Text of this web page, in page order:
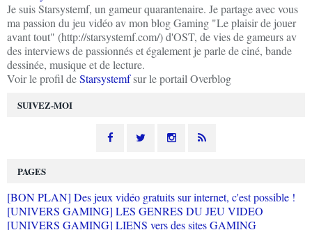
SUIVEZ-MOI
Je suis Starsystemf, un gameur quarantenaire. Je partage avec vous
ma passion du jeu vidéo av mon blog Gaming "Le plaisir de jouer
avant tout" (http://starsystemf.com/) d'OST, de vies de gameurs av
des interviews de passionnés et également je parle de ciné, bande
dessinée, musique et de lecture.
Voir le profil deStarsystemfsur le portail Overblog
PAGES
[BON PLAN] Des jeux vidéo gratuits sur internet, c'est possible !
[UNIVERS GAMING] LES GENRES DU JEU VIDEO
[UNIVERS GAMING] LIENS vers des sites GAMING